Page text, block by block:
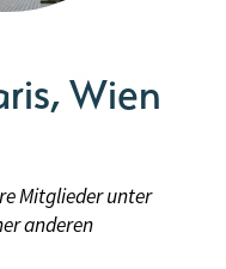
Wien
Mitglieder unter
anderen